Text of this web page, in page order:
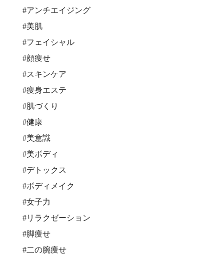
#アンチエイジング
#美肌
#フェイシャル
#顔痩せ
#スキンケア
#痩身エステ
#肌づくり
#健康
#美意識
#美ボディ
#デトックス
#ボディメイク
#女子力
#リラクゼーション
#脚痩せ
#二の腕痩せ